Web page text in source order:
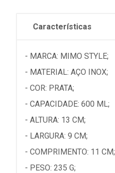
Características
- MARCA: MIMO STYLE;
- MATERIAL: AÇO INOX;
- COR: PRATA;
- CAPACIDADE: 600 ML;
- ALTURA: 13 CM;
- LARGURA: 9 CM;
- COMPRIMENTO: 11 CM;
- PESO: 235 G;